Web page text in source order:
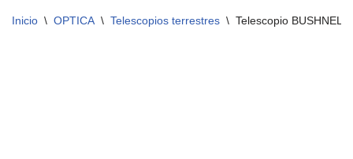
Inicio \ OPTICA \ Telescopios terrestres \ Telescopio